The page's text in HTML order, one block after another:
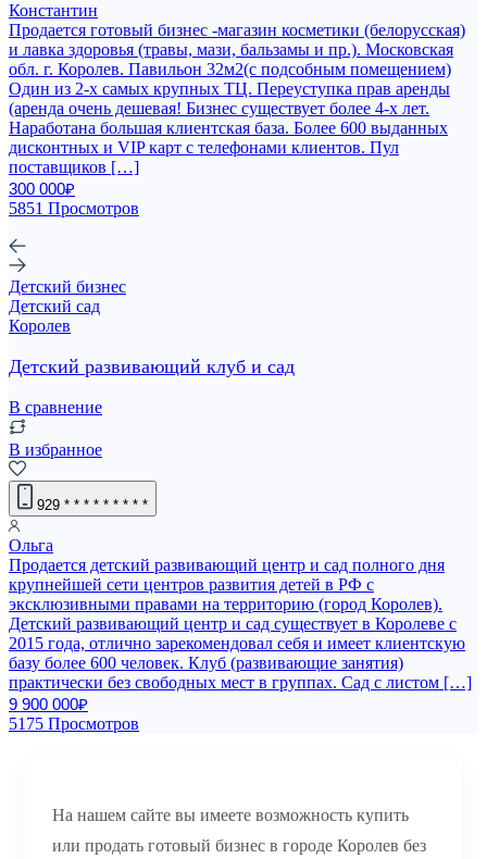
Константин
Продается готовый бизнес -магазин косметики (белорусская)
и лавка здоровья (травы, мази, бальзамы и пр.). Московская
обл. г. Королев. Павильон 32м2(с подсобным помещением)
Один из 2-х самых крупных ТЦ. Переуступка прав аренды
(аренда очень дешевая! Бизнес существует более 4-х лет.
Наработана большая клиентская база. Более 600 выданных
дисконтных и VIP карт с телефонами клиентов. Пул
поставщиков […]
300 000₽
5851 Просмотров
Детский бизнес
Детский сад
Королев
Детский развивающий клуб и сад
В сравнение
В избранное
929 * * * * * * * * *
Ольга
Продается детский развивающий центр и сад полного дня
крупнейшей сети центров развития детей в РФ с
эксклюзивными правами на территорию (город Королев).
Детский развивающий центр и сад существует в Королеве с
2015 года, отлично зарекомендовал себя и имеет клиентскую
базу более 600 человек. Клуб (развивающие занятия)
практически без свободных мест в группах. Сад с листом […]
9 900 000₽
5175 Просмотров
На нашем сайте вы имеете возможность купить
или продать готовый бизнес в городе Королев без